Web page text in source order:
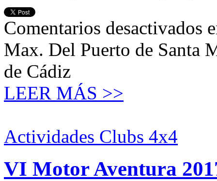
Comentarios desactivados
Max. Del Puerto de Santa
de Cádiz
LEER MÁS >>
Actividades Clubs 4x4
VI Motor Aventura